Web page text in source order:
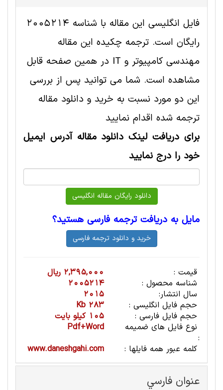
فایل انگلیسی این مقاله با شناسه 2005214
رایگان است. ترجمه چکیده این مقاله
مهندسی کامپیوتر و IT در همین صفحه قابل
مشاهده است. شما می توانید پس از بررسی
این دو مورد نسبت به خرید و دانلود مقاله
ترجمه شده اقدام نمایید
برای دریافت لینک دانلود مقاله آدرس ایمیل
خود را درج نمایید
مایل به دریافت ترجمه فارسی هستید؟
قیمت :
2,395,000 ریال
شناسه محصول :
2005214
سال انتشار:
2015
حجم فایل انگلیسی :
283 Kb
حجم فایل فارسی :
105 کیلو بایت
نوع فایل های ضمیمه
:
Pdf+Word
کلمه عبور همه فایلها :
www.daneshgahi.com
عنوان فارسي